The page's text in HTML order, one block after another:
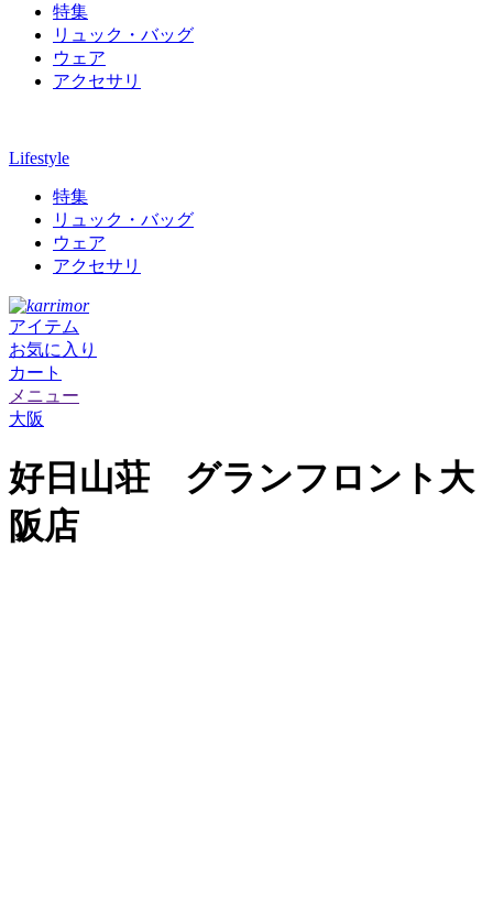
特集
リュック・バッグ
ウェア
アクセサリ
Lifestyle
特集
リュック・バッグ
ウェア
アクセサリ
アイテム
お気に入り
カート
メニュー
大阪
好日山荘 グランフロント大
阪店